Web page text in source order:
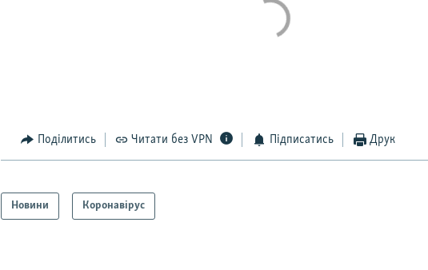
Поділитись Читати без VPN Підписатись Друк
Новини Коронавірус